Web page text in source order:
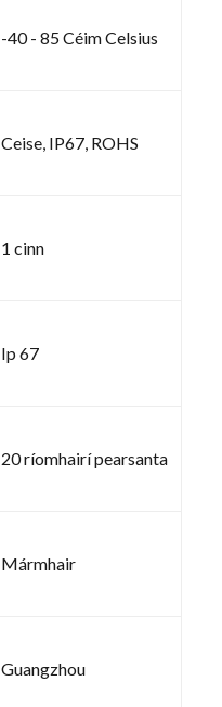
-40 - 85 Céim Celsius
Ceise, IP67, ROHS
1 cinn
Ip 67
20 ríomhairí pearsanta
Mármhair
Guangzhou